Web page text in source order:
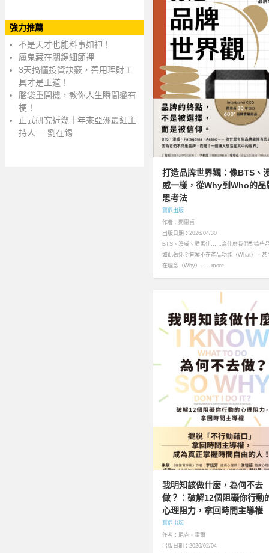
強力推薦
不是天才也能料事如神！
魔鬼藏在關鍵細節裡
3天搞懂投資訣竅，善用理財工
具才是王道！
腦袋重開機，教你人生瞬間變有
梗！
正式研究近幾十年來亞洲最紅主
持人──劉在錫
打造品牌世界觀：像BTS、
威一樣，從Why到Who的品
思考法
寶鼎出版
作者：閔恩貞
出版日期：2026/04/30
BTS、漫威、愛馬仕……為什麼我們對這些
如此著迷？答案不在產品功能（What），甚
在理念（Why）……more
我明知該做什麼，為何不去
做？：破解12個阻礙你行動
心理阻力，拿回時間主導權
寶鼎出版
作者：尼克‧霍爾
出版日期：2026/02/04